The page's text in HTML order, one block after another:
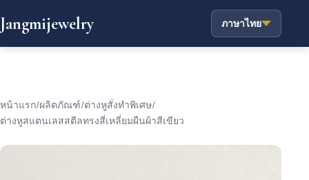
Jangmijewelry ภาษาไทย
หน้าแรก/ผลิตภัณฑ์/ต่างหูสั่งทำพิเศษ/
ต่างหูสแตนเลสสตีลทรงสี่เหลี่ยมผืนผ้าสีเขียว